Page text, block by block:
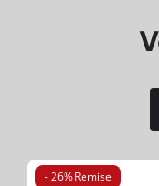
- 26% Remise